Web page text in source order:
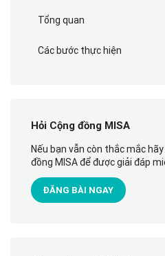
Tổng quan
Các bước thực hiện
Hỏi Cộng đồng MISA
Nếu bạn vẫn còn thắc mắc
đồng MISA để được giải đáp
ĐĂNG BÀI NGAY